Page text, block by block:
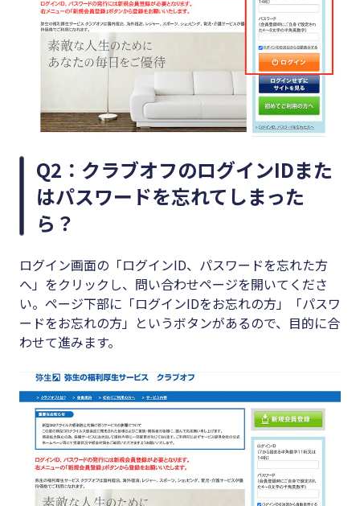
Q2：クラブオフのログインIDまた
はパスワードを忘れてしまった
ら？
ログイン画面の「ログインID、パスワードを忘れた方
へ」をクリックし、問い合わせページを開いてくださ
い。ページ下部に「ログインIDをお忘れの方」「パスワ
ードをお忘れの方」というボタンがあるので、目的に合
わせて進みます。